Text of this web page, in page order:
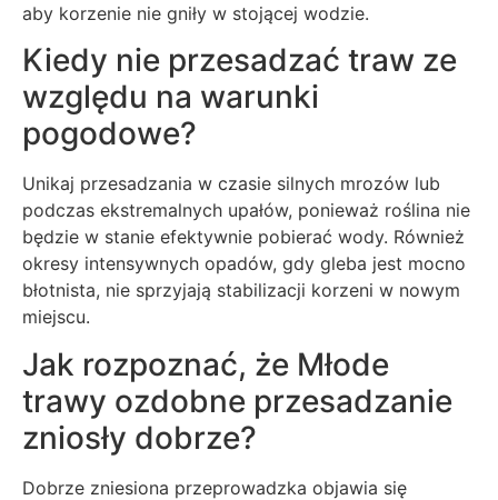
aby korzenie nie gniły w stojącej wodzie.
Kiedy nie przesadzać traw ze
względu na warunki
pogodowe?
Unikaj przesadzania w czasie silnych mrozów lub
podczas ekstremalnych upałów, ponieważ roślina nie
będzie w stanie efektywnie pobierać wody. Również
okresy intensywnych opadów, gdy gleba jest mocno
błotnista, nie sprzyjają stabilizacji korzeni w nowym
miejscu.
Jak rozpoznać, że Młode
trawy ozdobne przesadzanie
zniosły dobrze?
Dobrze zniesiona przeprowadzka objawia się